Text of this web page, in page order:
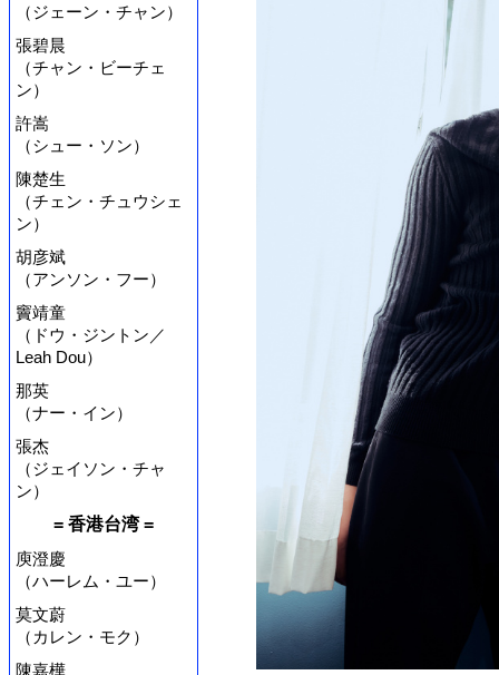
（ジェーン・チャン）
張碧晨
（チャン・ビーチェ
ン）
許嵩
（シュー・ソン）
陳楚生
（チェン・チュウシェ
ン）
胡彦斌
（アンソン・フー）
竇靖童
（ドウ・ジントン／
Leah Dou）
那英
（ナー・イン）
張杰
（ジェイソン・チャ
ン）
= 香港台湾 =
庾澄慶
（ハーレム・ユー）
莫文蔚
（カレン・モク）
陳嘉樺